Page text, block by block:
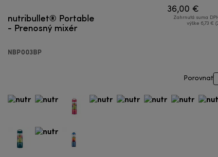
nutribullet® Portable
- Prenosný mixér
NBP003BP
36,00 €
Zahrnutá suma
výške 6,73 €
Porovnať